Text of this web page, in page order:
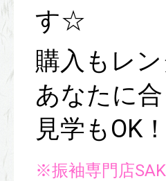
す☆
購入もレ
あなたに
見学もOK
※振袖専門店